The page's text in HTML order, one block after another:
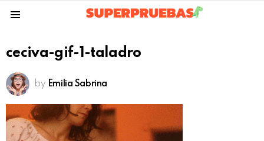
ceciva-gif-1-taladro
by Emilia Sabrina